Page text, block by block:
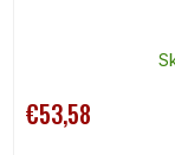
€53,58